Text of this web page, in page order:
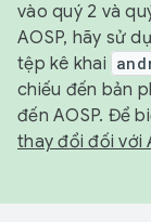
vào quý 2 và
AOSP, hãy sử
tệp kê khai
chiếu đến bản
đến AOSP. Để
thay đổi đối với